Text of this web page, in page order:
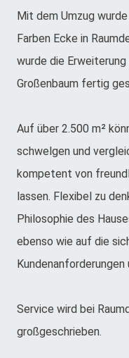
Mit dem Umzug
Farben Ecke in
wurde die
Großenbaum fertig
Auf über 2.500 m²
schwelgen und
kompetent von
lassen. Flexibel zu
Philosophie des
ebenso wie auf die
Kundenanforderungen
Service wird bei
großgeschrieben.